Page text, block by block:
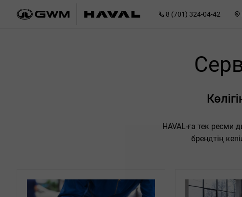
8 (701) 324-04-42
HAVAL-ға тек ресми
брендтің